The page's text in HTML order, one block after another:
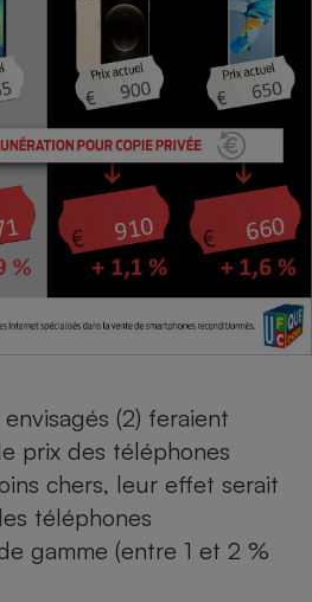
(2) feraient
prix des téléphones
chers, leur effet serait
téléphones
gamme (entre 1 et 2 %
Cafetière à expressos
Robot ménager